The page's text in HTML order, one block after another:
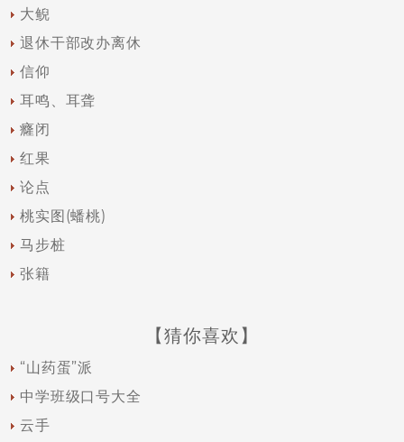
大鲵
退休干部改办离休
信仰
耳鸣、耳聋
癃闭
红果
论点
桃实图(蟠桃)
马步桩
张籍
【猜你喜欢】
“山药蛋”派
中学班级口号大全
云手